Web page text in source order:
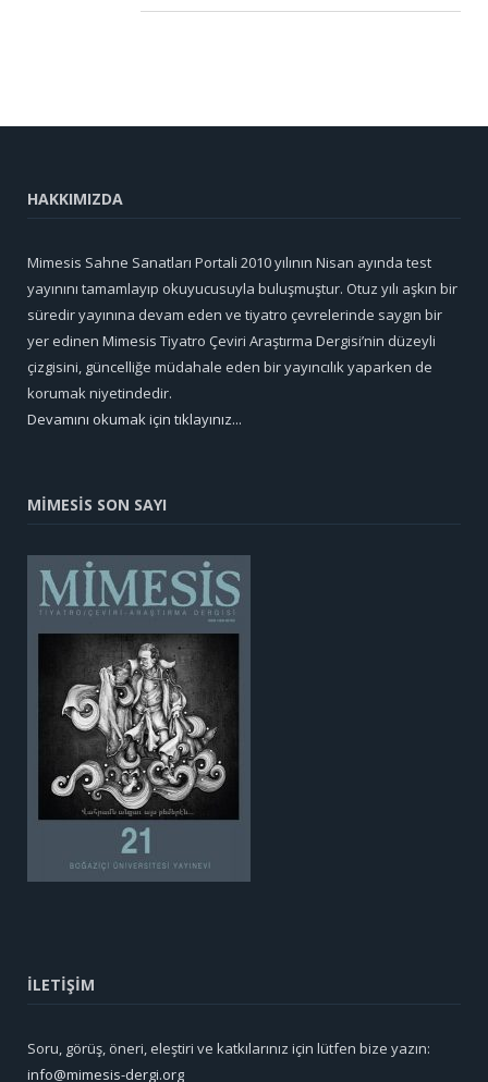
HAKKIMIZDA
Mimesis Sahne Sanatları Portali 2010 yılının Nisan ayında test
yayınını tamamlayıp okuyucusuyla buluşmuştur. Otuz yılı aşkın bir
süredir yayınına devam eden ve tiyatro çevrelerinde saygın bir
yer edinen Mimesis Tiyatro Çeviri Araştırma Dergisi’nin düzeyli
çizgisini, güncelliğe müdahale eden bir yayıncılık yaparken de
korumak niyetindedir.
Devamını okumak için tıklayınız...
MİMESİS SON SAYI
İLETİŞİM
Soru, görüş, öneri, eleştiri ve katkılarınız için lütfen bize yazın:
info@mimesis-dergi.org